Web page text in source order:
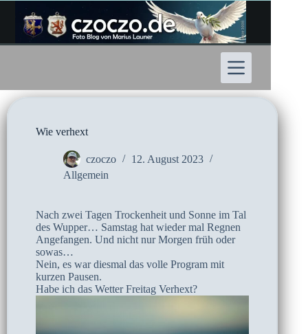
Inhalt
springen
Wie verhext
czoczo
12. August 2023
Allgemein
Nach zwei Tagen Trockenheit und Sonne im Tal
des Wupper… Samstag hat wieder mal Regnen
Angefangen. Und nicht nur Morgen früh oder
sowas…
Nein, es war diesmal das volle Program mit
kurzen Pausen.
Habe ich das Wetter Freitag Verhext?